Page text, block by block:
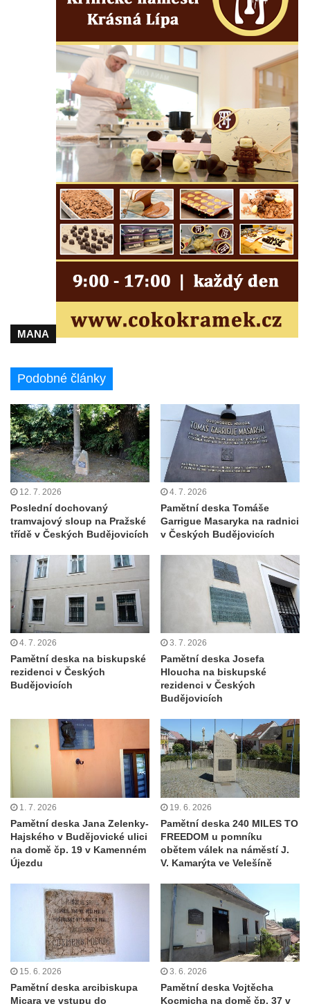
Duchcově
Pamětní deska na domě čp. 371 v
Pivovarské ulici ve Šluknově
Pamětní deska Eduarda Schrötera na
bráně hřbitova v Horní Chřibské.
Pamětní deska Friedricha Schillera u
rozhledny Háj u Aše
Pamětní deska Josefa II. na Císařském
kameni
Pamětní deska Františka Schwarze na
domě čp. 42 v Perštýnské ulici v
Pardubicích
Pamětní deska Karla Kryla na ulici 1. máje v
Olomouci
Pamětní deska Věnceslava Metelky na
budově banky v Palackého ulici v Náchodě
Pamětní deska Josefa Regnera-
Havlovického na bývalém děkanství v ulici
Pamětní deska Josefa Kajetána Tyla na
Pamětní deska Antonína Sovy v Parku
básníků u hřbitova ve Vysokém nad Jizerou
Pamětní deska evangelického kostela
(Centra setkávání) v Dolní Poustevně
Pamětní deska Augustina Podoláka v
Chrámu Proměnění Páně ve Varnsdorfu
Pamětní deska Alfonse Dopsche na
Městské knihovně Lovosice
Pamětní deska Vinařsko-ovocnářské školy
na domě čp. 32/5 v Husově ulici v Mělníku
Pamětní deska prvního mimopražského
provedení Prodané nevěsty na domě U
Zlatého hroznu v Mělníku
Pamětní deska Vladimíra Veselého v
května u Pražské brány v Mělníku
Pamětní deska Jaroslava Krombholce v
Krombholcově ulici na domě čp. 9 v
Mělníku
Pamětní deska Masarykova kulturního
domu v Mělníku
Pamětní deska Jana Nerudy v Nerudově
Pamětní deska Otakara Kudrny na budově
muzea v Netolicích
Pamětní deska Josefa Stejskala na budově
u poutního kostela Navštívení Panny Marie
v Horní Polici
Pamětní deska Aloise Senefeldera na
MANA
Podobné články
12. 7. 2026
Poslední dochovaný
tramvajový sloup na Pražské
třídě v Českých Budějovicích
4. 7. 2026
Pamětní deska Tomáše
Garrigue Masaryka na radnici
v Českých Budějovicích
4. 7. 2026
Pamětní deska na biskupské
rezidenci v Českých
Budějovicích
3. 7. 2026
Pamětní deska Josefa
Hloucha na biskupské
rezidenci v Českých
Budějovicích
1. 7. 2026
Pamětní deska Jana Zelenky-
Hajského v Budějovické ulici
na domě čp. 19 v Kamenném
Újezdu
19. 6. 2026
Pamětní deska 240 MILES TO
FREEDOM u pomníku
obětem válek na náměstí J.
V. Kamarýta ve Velešíně
15. 6. 2026
Pamětní deska arcibiskupa
Micara ve vstupu do
3. 6. 2026
Pamětní deska Vojtěcha
Kocmicha na domě čp. 37 v